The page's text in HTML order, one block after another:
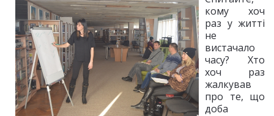
кому хоч
раз у житті
не
вистачало
часу? Хто
хоч раз
жалкував
про те, що
доба